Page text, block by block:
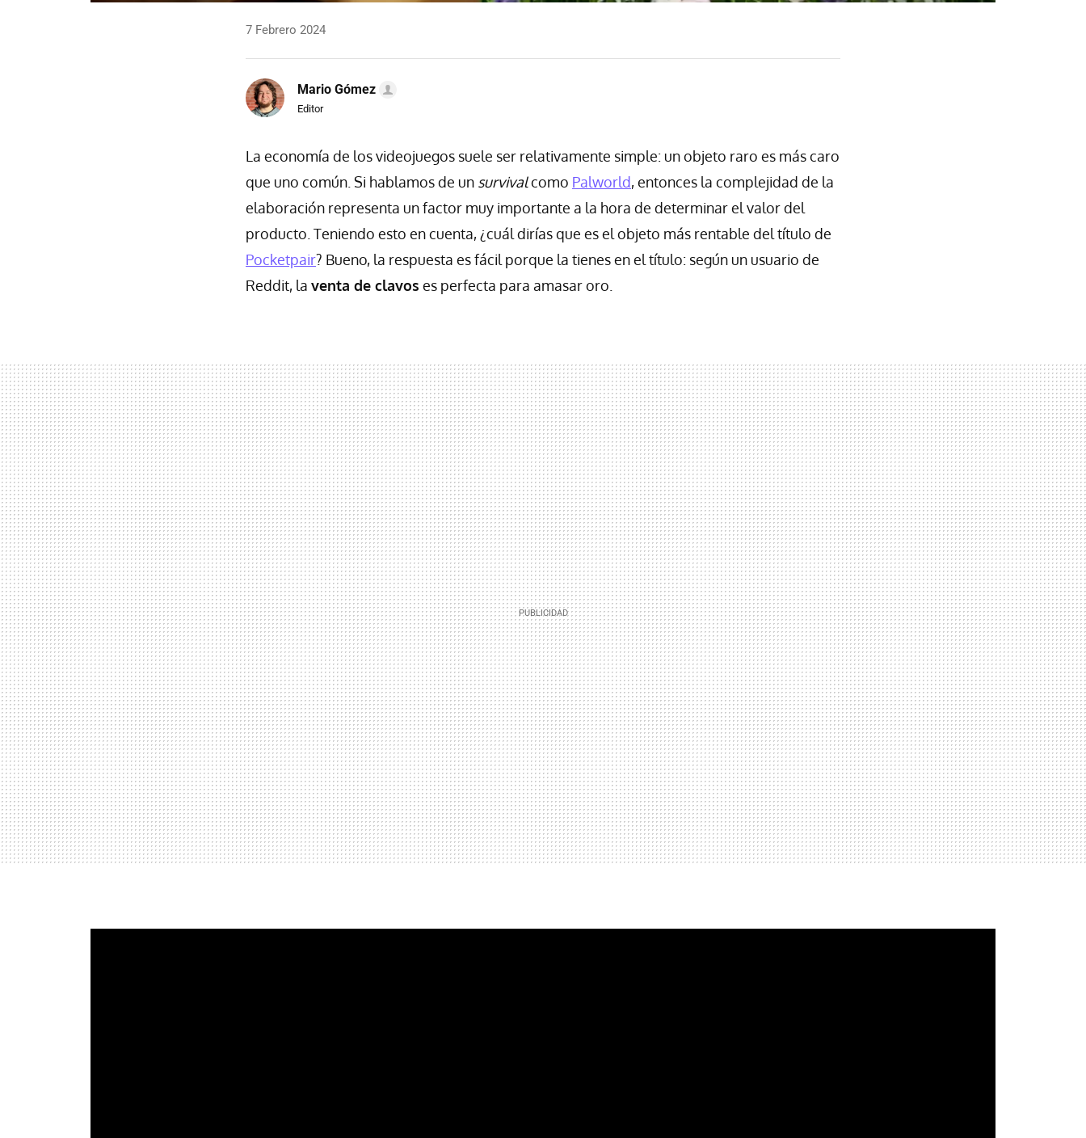
7 Febrero 2024
Mario Gómez
Editor
La economía de los videojuegos suele ser relativamente simple: un objeto raro es más caro
que uno común. Si hablamos de un survivalcomo Palworld, entonces la complejidad de la
elaboración representa un factor muy importante a la hora de determinar el valor del
producto. Teniendo esto en cuenta, ¿cuál dirías que es el objeto más rentable del título de
Pocketpair? Bueno, la respuesta es fácil porque la tienes en el título: según un usuario de
Reddit, la venta de clavos es perfecta para amasar oro.